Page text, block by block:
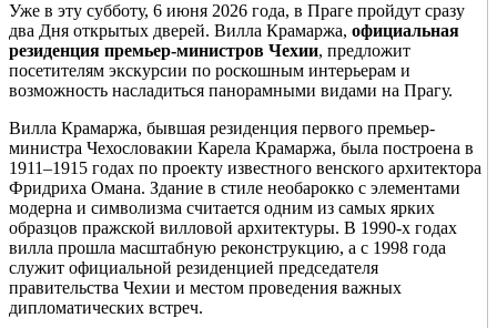
Уже в эту субботу, 6 июня 2026 года, в Праге пройдут сразу
два Дня открытых дверей. Вилла Крамаржа, официальная
резиденция премьер-министров Чехии, предложит
посетителям экскурсии по роскошным интерьерам и
возможность насладиться панорамными видами на Прагу.
Вилла Крамаржа, бывшая резиденция первого премьер-
министра Чехословакии Карела Крамаржа, была построена в
1911–1915 годах по проекту известного венского архитектора
Фридриха Омана. Здание в стиле необарокко с элементами
модерна и символизма считается одним из самых ярких
образцов пражской вилловой архитектуры. В 1990-х годах
вилла прошла масштабную реконструкцию, а с 1998 года
служит официальной резиденцией председателя
правительства Чехии и местом проведения важных
дипломатических встреч.